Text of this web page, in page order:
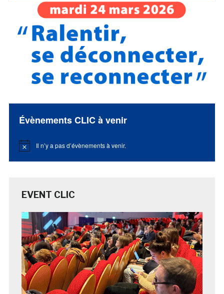
Évènements CLIC à venir
Notice Il n’y a pas d’évènements à venir.
EVENT CLIC